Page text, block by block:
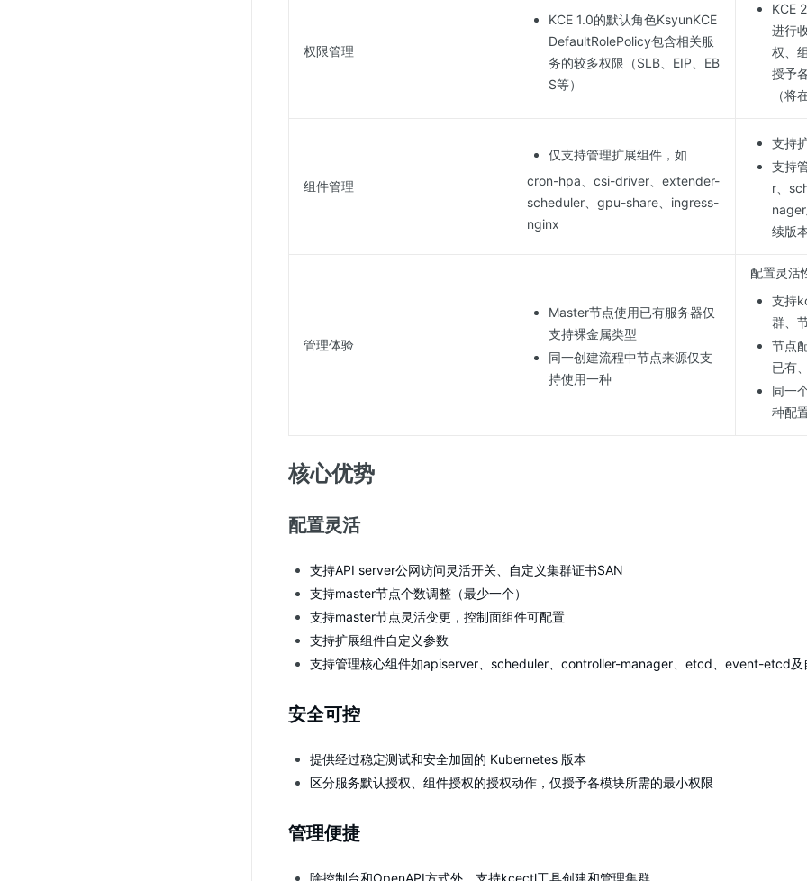
权限管理
KCE 1.0的默认角色KsyunKCE
DefaultRolePolicy包含相关服
务的较多权限（SLB、EIP、EB
S等）
KCE
进行
权、
授予
（将
组件管理
仅支持管理扩展组件，如
cron-hpa、csi-driver、extender-
scheduler、gpu-share、ingress-
nginx
支持
支持
r、
续版
管理体验
Master节点使用已有服务器仅
支持裸金属类型
同一创建流程中节点来源仅支
持使用一种
配置灵活
支持
群、
节点
已有
同一
种配
核心优势
配置灵活
支持API server公网访问灵活开关、自定义集群证书SAN
支持master节点个数调整（最少一个）
支持master节点灵活变更，控制面组件可配置
支持扩展组件自定义参数
支持管理核心组件如apiserver、scheduler、controller-manager、etcd、event-etcd及
安全可控
提供经过稳定测试和安全加固的 Kubernetes 版本
区分服务默认授权、组件授权的授权动作，仅授予各模块所需的最小权限
管理便捷
除控制台和OpenAPI方式外，支持kcectl工具创建和管理集群